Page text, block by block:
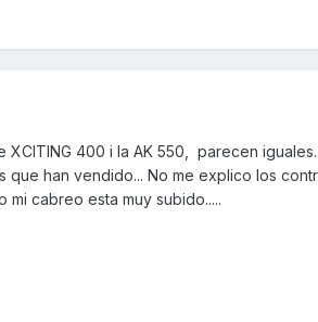
400 i la AK 550, parecen
que han vendido... No me explico los
mi cabreo esta muy subido.....